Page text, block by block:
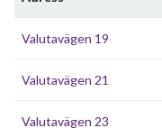
Valutavägen 19
Valutavägen 21
Valutavägen 23